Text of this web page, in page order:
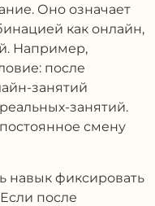
Оно означает
как онлайн,
Например,
после
занятий
занятий.
смену
навык фиксировать
после